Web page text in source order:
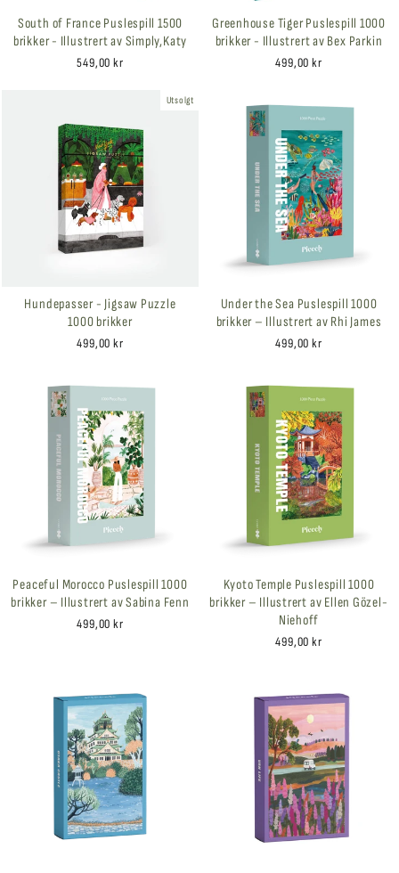
South of France Puslespill 1500
brikker - Illustrert av Simply,Katy
549,00 kr
Greenhouse Tiger Puslespill 1000
brikker - Illustrert av Bex Parkin
499,00 kr
Utsolgt
Hundepasser - Jigsaw Puzzle
1000 brikker
499,00 kr
Under the Sea Puslespill 1000
brikker – Illustrert av Rhi James
499,00 kr
Peaceful Morocco Puslespill 1000
brikker – Illustrert av Sabina Fenn
499,00 kr
Kyoto Temple Puslespill 1000
brikker – Illustrert av Ellen Gözel-
Niehoff
499,00 kr